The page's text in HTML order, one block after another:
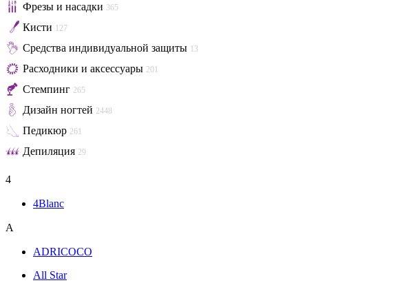
Фрезы и насадки 365
Кисти 127
Средства индивидуальной защиты 13
Расходники и аксессуары 201
Стемпинг 265
Дизайн ногтей 2448
Педикюр 261
Депиляция 29
4
4Blanc
A
ADRICOCO
All Star